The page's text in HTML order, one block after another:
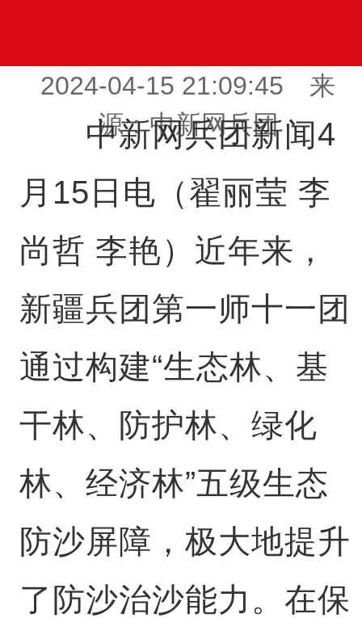
2024-04-15 21:09:45 来
源：中新网兵团
中新网兵团新闻4
月15日电（翟丽莹 李
尚哲 李艳）近年来，
新疆兵团第一师十一团
通过构建“生态林、基
干林、防护林、绿化
林、经济林”五级生态
防沙屏障，极大地提升
了防沙治沙能力。在保